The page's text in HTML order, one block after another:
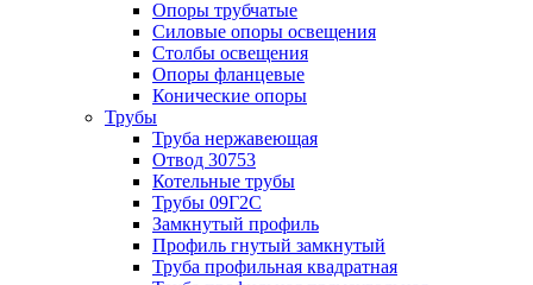
Опоры трубчатые
Силовые опоры освещения
Столбы освещения
Опоры фланцевые
Конические опоры
Трубы
Труба нержавеющая
Отвод 30753
Котельные трубы
Трубы 09Г2С
Замкнутый профиль
Профиль гнутый замкнутый
Труба профильная квадратная